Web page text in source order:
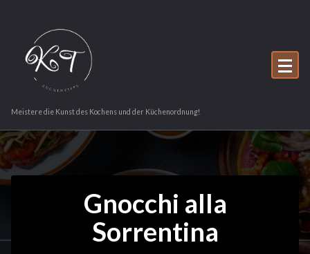
springen
Meistere die Kunst des Kochens und der Küchenordnung!
Gnocchi alla
Sorrentina